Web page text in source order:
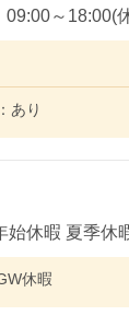
09:00～18:00(
あり
始休暇 夏季休
休暇